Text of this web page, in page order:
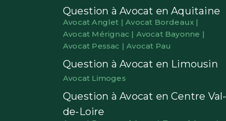
Question à Avocat en Aquitaine
Avocat Anglet |Avocat Bordeaux |
Avocat Mérignac | Avocat Bayonne |
Avocat Pessac |Avocat Pau
Question à Avocat en Limousin
Avocat Limoges
Question à Avocat en Centre Val-
de-Loire